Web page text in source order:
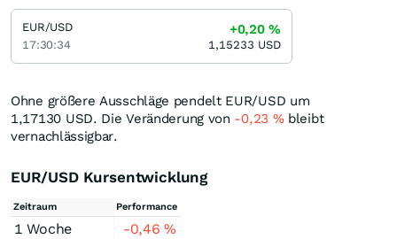
Ohne größere Ausschläge pendelt EUR/USD um
1,17130 USD. Die Veränderung von -0,23 %bleibt
vernachlässigbar.
EUR/USD Kursentwicklung
Zeitraum Performance
1 Woche -0,46%
EUR/USD
17:30:34
+0,20%
1,15233 USD